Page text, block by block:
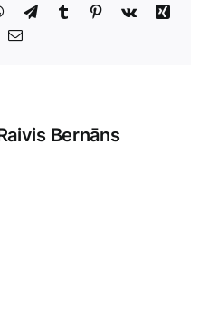
WhatsApp
TelegramTumblr Pinterest
Vk
Xing
E-
Bernāns